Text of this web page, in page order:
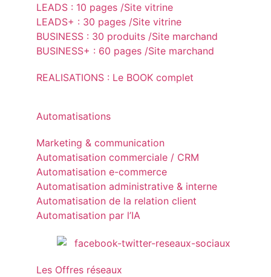
LEADS : 10 pages /Site vitrine
LEADS+ : 30 pages /Site vitrine
BUSINESS : 30 produits /Site marchand
BUSINESS+ : 60 pages /Site marchand
REALISATIONS : Le BOOK complet
Automatisations
Marketing & communication
Automatisation commerciale / CRM
Automatisation e-commerce
Automatisation administrative & interne
Automatisation de la relation client
Automatisation par l’IA
Les Offres réseaux